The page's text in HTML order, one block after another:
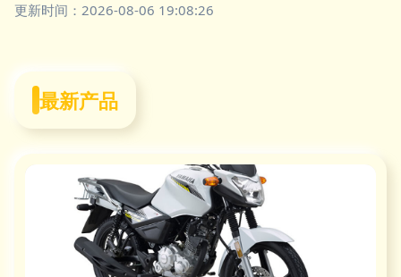
更新时间：2026-08-06 19:08:26
最新产品